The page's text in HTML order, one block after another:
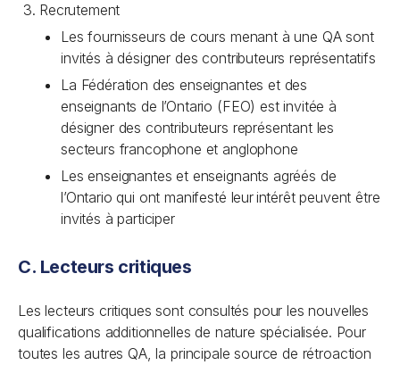
Recrutement
Les fournisseurs de cours menant à une QA sont
invités à désigner des contributeurs représentatifs
La Fédération des enseignantes et des
enseignants de l’Ontario (FEO) est invitée à
désigner des contributeurs représentant les
secteurs francophone et anglophone
Les enseignantes et enseignants agréés de
l’Ontario qui ont manifesté leur intérêt peuvent être
invités à participer
C. Lecteurs critiques
Les lecteurs critiques sont consultés pour les nouvelles
qualifications additionnelles de nature spécialisée. Pour
toutes les autres QA, la principale source de rétroaction